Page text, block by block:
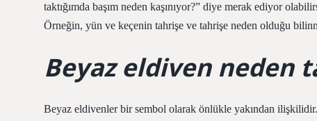
taktığımda başım neden kaşınıyor?” diye merak ediyor
Örneğin, yün ve keçenin tahrişe ve tahrişe neden olduğu
Beyaz eldiven neden
Beyaz eldivenler bir sembol olarak önlükle yakından ilişkilidir.